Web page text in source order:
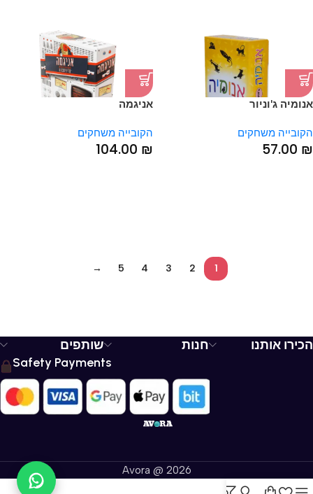
אנומיה ג'וניור
הקובייה משחקים
57.00 ₪
אניגמה
הקובייה משחקים
104.00 ₪
1
2
3
4
5
→
הכירו אותנו חנות
שותפים
Safety Payments
Avora @ 2026